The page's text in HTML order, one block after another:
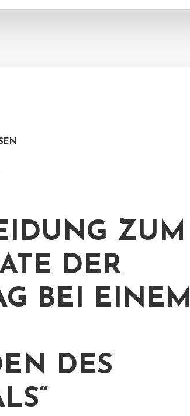
ZUM
DER
BEI EINEM
DES